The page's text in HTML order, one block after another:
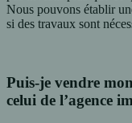
Nous pouvons établir
si des travaux sont
Puis-je vendre
celui de l’agence